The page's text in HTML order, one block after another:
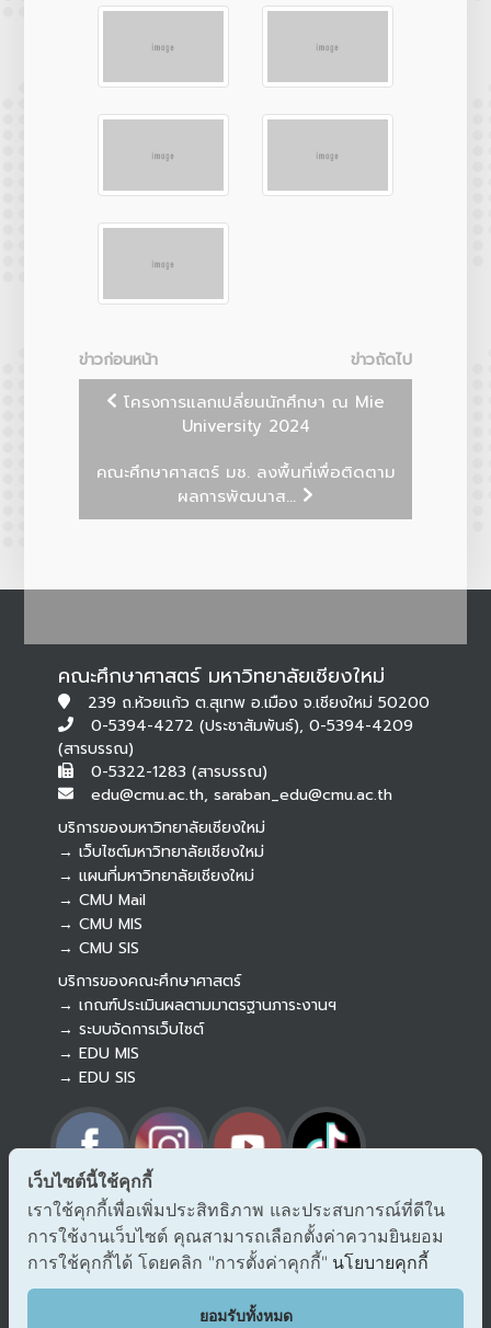
ข่าวก่อนหน้า
ข่าวถัดไป
โครงการแลกเปลี่ยนนักศึกษา ณ Mie
University 2024
คณะศึกษาศาสตร์ มช. ลงพื้นที่เพื่อติดตาม
ผลการพัฒนาส...
คณะศึกษาศาสตร์ มหาวิทยาลัยเชียงใหม่
239 ถ.ห้วยแก้ว ต.สุเทพ อ.เมือง จ.เชียงใหม่ 50200
0-5394-4272 (ประชาสัมพันธ์), 0-5394-4209
(สารบรรณ)
0-5322-1283 (สารบรรณ)
edu@cmu.ac.th, saraban_edu@cmu.ac.th
บริการของมหาวิทยาลัยเชียงใหม่
→ เว็บไซต์มหาวิทยาลัยเชียงใหม่
→ แผนที่มหาวิทยาลัยเชียงใหม่
→ CMU Mail
→ CMU MIS
→ CMU SIS
บริการของคณะศึกษาศาสตร์
→ เกณฑ์ประเมินผลตามมาตรฐานภาระงานฯ
→ ระบบจัดการเว็บไซต์
→ EDU MIS
→ EDU SIS
→ ร้องเรียนทุจริตและประพฤติมิชอบ
→ แจ้งเรื่องร้องออนไลน์ สำนักงาน ป.ป.ช.
→ รับเรื่องร้องเรียน/แจ้งเบาะแส สำนักงาน ป.ป.ท.
EDU VOC
แสดงความคิดเห็น/ข้อเสนอแนะ
Botnoi Assistant
Connecting…
เว็บไซต์นี้ใช้คุกกี้
เราใช้คุกกี้เพื่อเพิ่มประสิทธิภาพ และประสบการณ์ที่ดีใน
การใช้งานเว็บไซต์ คุณสามารถเลือกตั้งค่าความยินยอม
การใช้คุกกี้ได้ โดยคลิก "การตั้งค่าคุกกี้" นโยบายคุกกี้
ยอมรับทั้งหมด